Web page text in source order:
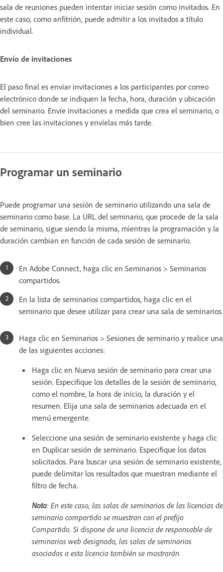
sala de reuniones pueden intentar iniciar sesión como invitados. En
este caso, como anfitrión, puede admitir a los invitados a título
individual.
Envío de invitaciones
El paso final es enviar invitaciones a los participantes por correo
electrónico donde se indiquen la fecha, hora, duración y ubicación
del seminario. Envíe invitaciones a medida que crea el seminario, o
bien cree las invitaciones y envíelas más tarde.
Programar un seminario
Puede programar una sesión de seminario utilizando una sala de
seminario como base. La URL del seminario, que procede de la sala
de seminario, sigue siendo la misma, mientras la programación y la
duración cambian en función de cada sesión de seminario.
En Adobe Connect, haga clic en Seminarios > Seminarios
compartidos.
En la lista de seminarios compartidos, haga clic en el
seminario que desee utilizar para crear una sala de seminarios.
Haga clic en Seminarios > Sesiones de seminario y realice una
de las siguientes acciones:
Haga clic en Nueva sesión de seminario para crear una
sesión. Especifique los detalles de la sesión de seminario,
como el nombre, la hora de inicio, la duración y el
resumen. Elija una sala de seminarios adecuada en el
menú emergente.
Seleccione una sesión de seminario existente y haga clic
en Duplicar sesión de seminario. Especifique los datos
solicitados. Para buscar una sesión de seminario existente,
puede delimitar los resultados que muestran mediante el
filtro de fecha.
Nota: En este caso, las salas de seminarios de las licencias de
seminario compartido se muestran con el prefijo
Compartido. Si dispone de una licencia de responsable de
seminarios web designado, las salas de seminarios
asociadas a esta licencia también se mostrarán.